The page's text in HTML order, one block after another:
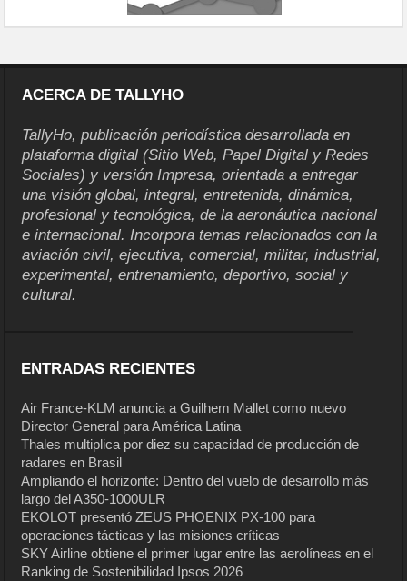
ACERCA DE TALLYHO
TallyHo, publicación periodística desarrollada en
plataforma digital (Sitio Web, Papel Digital y Redes
Sociales) y versión Impresa, orientada a entregar
una visión global, integral, entretenida, dinámica,
profesional y tecnológica, de la aeronáutica nacional
e internacional. Incorpora temas relacionados con la
aviación civil, ejecutiva, comercial, militar, industrial,
experimental, entrenamiento, deportivo, social y
cultural.
ENTRADAS RECIENTES
Air France-KLM anuncia a Guilhem Mallet como nuevo
Director General para América Latina
Thales multiplica por diez su capacidad de producción de
radares en Brasil
Ampliando el horizonte: Dentro del vuelo de desarrollo más
largo del A350-1000ULR
EKOLOT presentó ZEUS PHOENIX PX-100 para
operaciones tácticas y las misiones críticas
SKY Airline obtiene el primer lugar entre las aerolíneas en el
Ranking de Sostenibilidad Ipsos 2026